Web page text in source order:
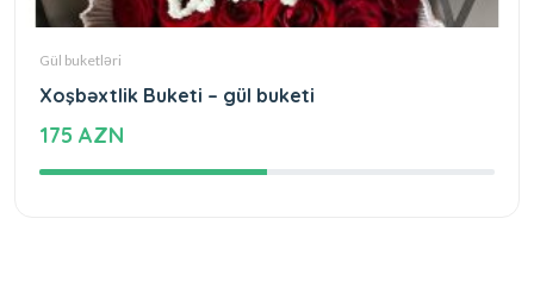
Gül buketləri
Xoşbəxtlik Buketi – gül buketi
175 AZN